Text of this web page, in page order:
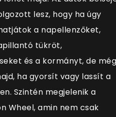
lesz, hogy ha úgy
a napellenzőket,
tükröt,
és a kormányt, de még
ha gyorsít vagy lassít a
Szintén megjelenik a
Wheel, amin nem csak